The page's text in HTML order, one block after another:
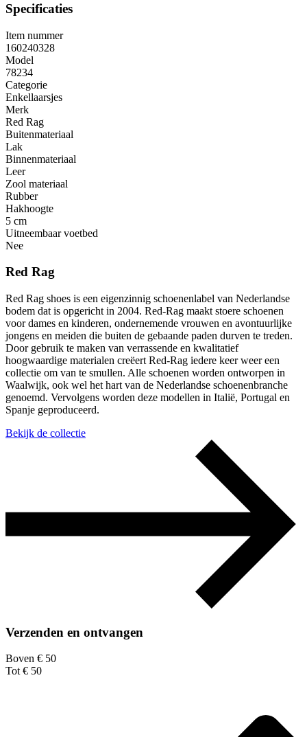
Specificaties
Item nummer
160240328
Model
78234
Categorie
Enkellaarsjes
Merk
Red Rag
Buitenmateriaal
Lak
Binnenmateriaal
Leer
Zool materiaal
Rubber
Hakhoogte
5 cm
Uitneembaar voetbed
Nee
Red Rag
Red Rag shoes is een eigenzinnig schoenenlabel van Nederlandse
bodem dat is opgericht in 2004. Red-Rag maakt stoere schoenen
voor dames en kinderen, ondernemende vrouwen en avontuurlijke
jongens en meiden die buiten de gebaande paden durven te treden.
Door gebruik te maken van verrassende en kwalitatief
hoogwaardige materialen creëert Red-Rag iedere keer weer een
collectie om van te smullen. Alle schoenen worden ontworpen in
Waalwijk, ook wel het hart van de Nederlandse schoenenbranche
genoemd. Vervolgens worden deze modellen in Italië, Portugal en
Spanje geproduceerd.
Bekijk de collectie
Verzenden en ontvangen
Boven € 50
Tot € 50